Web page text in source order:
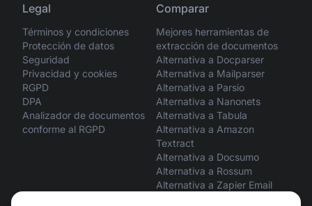
Legal
Términos y condiciones
Protección de datos
Seguridad
Privacidad y cookies
RGPD
DPA
Analizador de documentos
conforme al RGPD
Comparar
Mejores herramientas de
extracción de documentos
Alternativa a Docparser
Alternativa a Mailparser
Alternativa a Parsio
Alternativa a Nanonets
Alternativa a Tabula
Alternativa a Amazon
Textract
Alternativa a Docsumo
Alternativa a Rossum
Alternativa a Zapier Email